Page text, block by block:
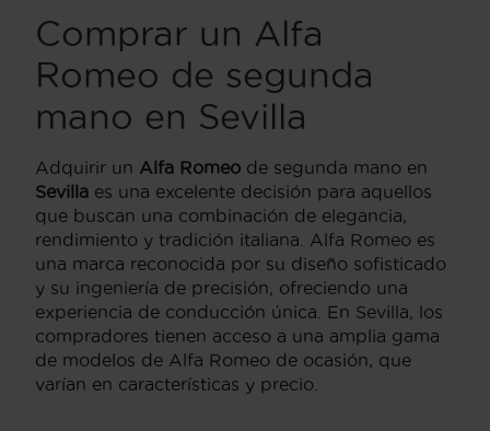
Comprar un Alfa
Romeo de segunda
mano en Sevilla
Adquirir un Alfa Romeo de segunda mano en
Sevilla es una excelente decisión para aquellos
que buscan una combinación de elegancia,
rendimiento y tradición italiana. Alfa Romeo es
una marca reconocida por su diseño sofisticado
y su ingeniería de precisión, ofreciendo una
experiencia de conducción única. En Sevilla, los
compradores tienen acceso a una amplia gama
de modelos de Alfa Romeo de ocasión, que
varían en características y precio.